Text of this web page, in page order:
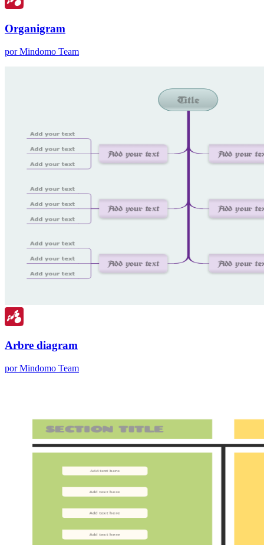
Organigram
por Mindomo Team
Arbre diagram
por Mindomo Team